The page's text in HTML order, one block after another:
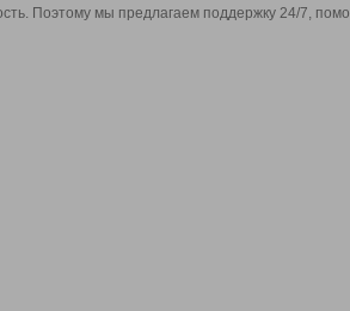
Поэтому мы предлагаем поддержку 24/7,